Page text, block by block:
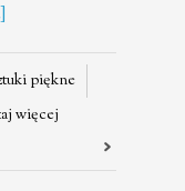
piękne
więcej